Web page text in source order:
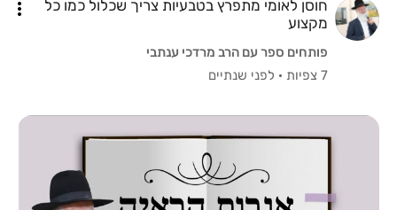
חוסן לאומי מתפרץ בטבעיות צריך שכלול כמו כל
מקצוע
פותחים ספר עם הרב מרדכי ענתבי
7 צפיות
· לפני שנתיים